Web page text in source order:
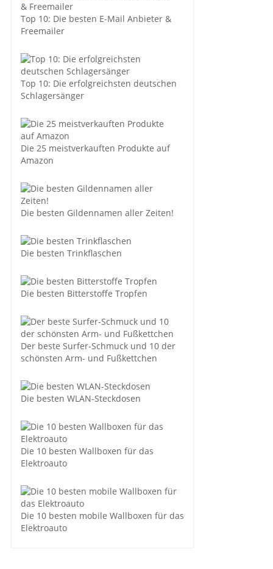
Top 10: Die besten E-Mail Anbieter &
Freemailer
Top 10: Die erfolgreichsten deutschen
Schlagersänger
Die 25 meistverkauften Produkte auf
Amazon
Die besten Gildennamen aller Zeiten!
Die besten Trinkflaschen
Die besten Bitterstoffe Tropfen
Der beste Surfer-Schmuck und 10 der
schönsten Arm- und Fußkettchen
Die besten WLAN-Steckdosen
Die 10 besten Wallboxen für das
Elektroauto
Die 10 besten mobile Wallboxen für das
Elektroauto